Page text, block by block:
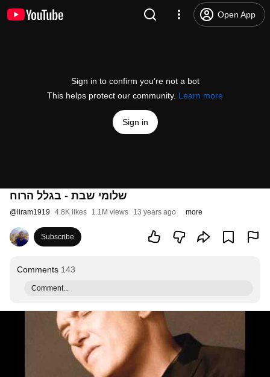
Open App
Sign in to confirm you’re not a bot
This helps protect our community. Learn more
Sign in
שלומי שבת - בגלל הרוח
@ liram1919 4.8K likes 1.1M views 13 years ago more
Subscribe
Comments 143
Comment...